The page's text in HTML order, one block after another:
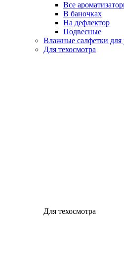
Все
В баночках
На дефлектор
Подвесные
Влажные салфетки для
Для техосмотра
Для техосмотра